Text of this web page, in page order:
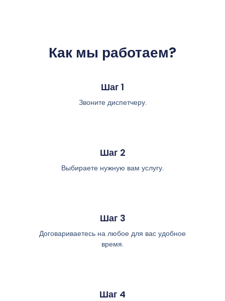
Как мы работаем?
Шаг 1
Звоните диспетчеру.
Шаг 2
Выбираете нужную вам услугу.
Шаг 3
Договариваетесь на любое для вас удобное
время.
Шаг 4